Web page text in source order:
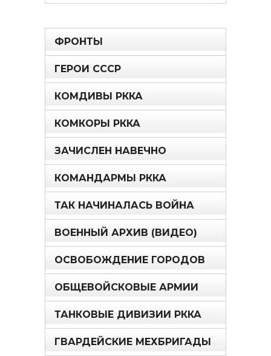
ФРОНТЫ
ГЕРОИ СССР
КОМДИВЫ РККА
КОМКОРЫ РККА
ЗАЧИСЛЕН НАВЕЧНО
КОМАНДАРМЫ РККА
ТАК НАЧИНАЛАСЬ ВОЙНА
ВОЕННЫЙ АРХИВ (ВИДЕО)
ОСВОБОЖДЕНИЕ ГОРОДОВ
ОБЩЕВОЙСКОВЫЕ АРМИИ
ТАНКОВЫЕ ДИВИЗИИ РККА
ГВАРДЕЙСКИЕ МЕХБРИГАДЫ